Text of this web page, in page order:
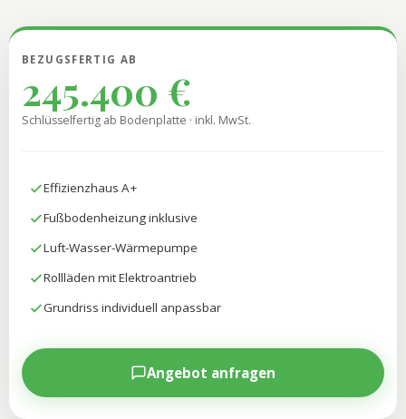
BEZUGSFERTIG AB
245.400 €
Schlüsselfertig ab Bodenplatte · inkl. MwSt.
Effizienzhaus A+
Fußbodenheizung inklusive
Luft-Wasser-Wärmepumpe
Rollläden mit Elektroantrieb
Grundriss individuell anpassbar
Angebot anfragen